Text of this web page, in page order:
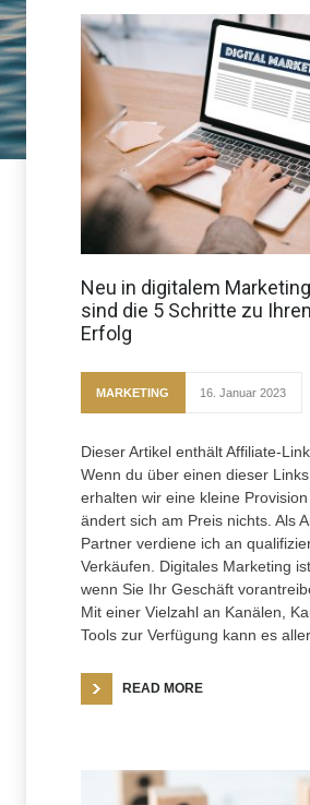
Neu in digitalem
sind die 5 Schritte zu
Erfolg
MARKETING 16. Januar 2023
Dieser Artikel enthält Affiliate-
Wenn du über einen dieser Links
erhalten wir eine kleine
ändert sich am Preis nichts. Als
Partner verdiene ich an
Verkäufen. Digitales Marketing
wenn Sie Ihr Geschäft
Mit einer Vielzahl an Kanälen,
Tools zur Verfügung kann es
READ MORE